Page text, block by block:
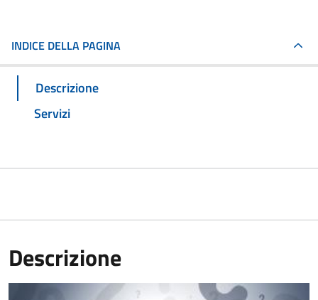
INDICE DELLA PAGINA
Descrizione
Servizi
Descrizione